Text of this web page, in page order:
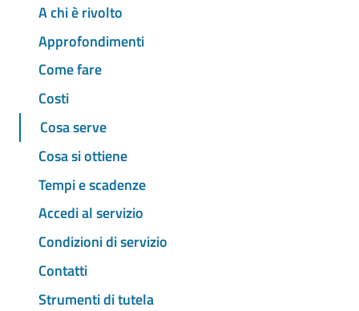
A chi è rivolto
Approfondimenti
Come fare
Costi
Cosa serve
Cosa si ottiene
Tempi e scadenze
Accedi al servizio
Condizioni di servizio
Contatti
Strumenti di tutela